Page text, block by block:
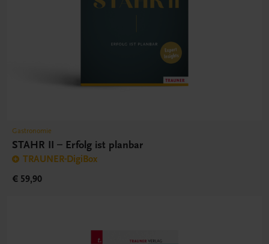
Gastronomie
STAHR II – Erfolg ist planbar
TRAUNER-DigiBox
€ 59,90